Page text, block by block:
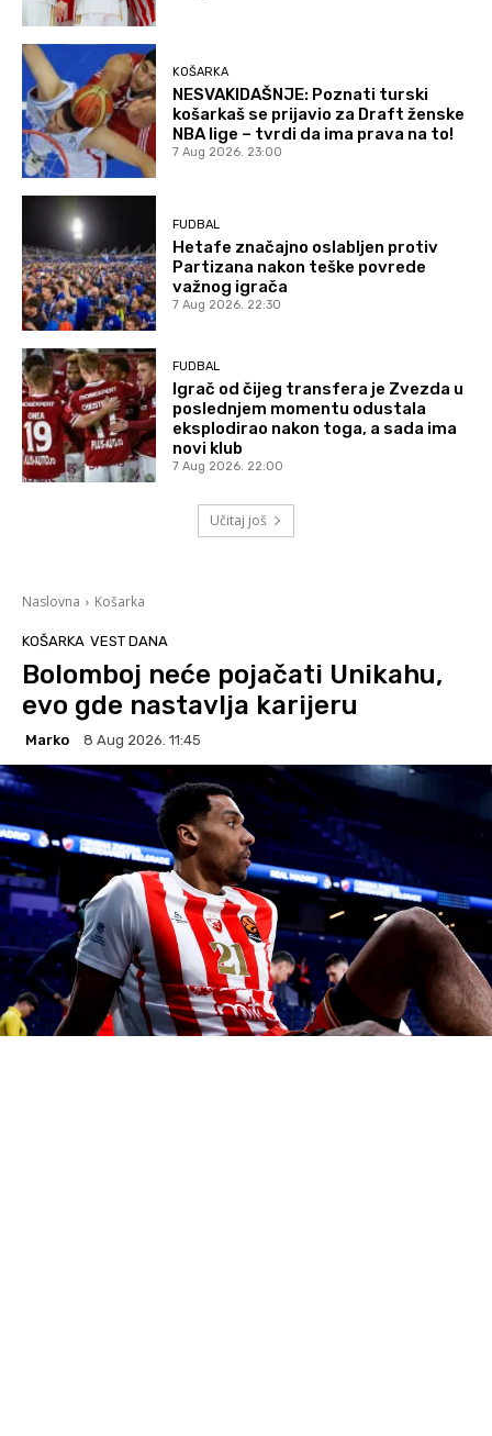
KOŠARKA
NESVAKIDAŠNJE: Poznati turski
košarkaš se prijavio za Draft ženske
NBA lige – tvrdi da ima prava na to!
7 Aug 2026. 23:00
FUDBAL
Hetafe značajno oslabljen protiv
Partizana nakon teške povrede
važnog igrača
7 Aug 2026. 22:30
FUDBAL
Igrač od čijeg transfera je Zvezda u
poslednjem momentu odustala
eksplodirao nakon toga, a sada ima
novi klub
7 Aug 2026. 22:00
Učitaj još